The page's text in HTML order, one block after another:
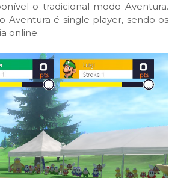
o tradicional modo Aventura.
é single player, sendo os
online.